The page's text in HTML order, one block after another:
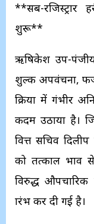
**सब-रजिस्ट्रार
शुरू**
ऋषिकेश उप-
शुल्क अपवंचना,
प्रक्रिया में
कदम उठाया है।
वित्त सचिव
को तत्काल
विरुद्ध औपचारिक
प्रारंभ कर दी गई है।